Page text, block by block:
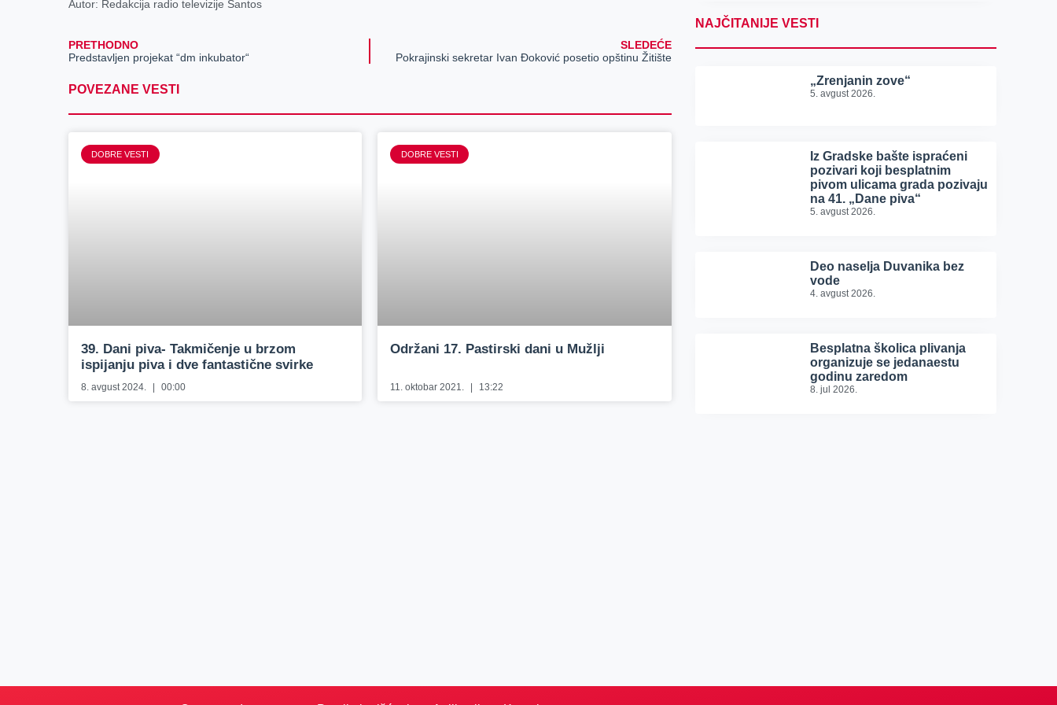
Autor: Redakcija radio televizije Santos
PRETHODNO
Predstavljen projekat “dm inkubator“
SLEDEĆE
Pokrajinski sekretar Ivan Đoković posetio opštinu Žitište
POVEZANE VESTI
DOBRE VESTI
39. Dani piva- Takmičenje u brzom
ispijanju piva i dve fantastične svirke
8. avgust 2024. 00:00
DOBRE VESTI
Održani 17. Pastirski dani u Mužlji
11. oktobar 2021. 13:22
NAJČITANIJE VESTI
„Zrenjanin zove“
5. avgust 2026.
Iz Gradske bašte ispraćeni
pozivari koji besplatnim
pivom ulicama grada pozivaju
na 41. „Dane piva“
5. avgust 2026.
Deo naselja Duvanika bez
vode
4. avgust 2026.
Besplatna školica plivanja
organizuje se jedanaestu
godinu zaredom
8. jul 2026.